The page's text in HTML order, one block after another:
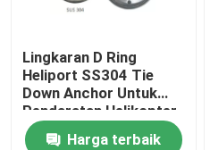
Pengontrol Cahaya
Lampu Peringatan
Lampu Pad Helikopter
Lingkaran D Ring
Heliport SS304 Tie
Down Anchor Untuk
Pendaratan Helikopter
Harga terbaik